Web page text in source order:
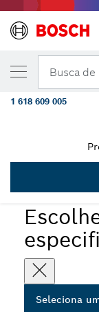
Busca
Seleciona
A VARIANTE QUE
Instalador
300 mm
1 618 609 005